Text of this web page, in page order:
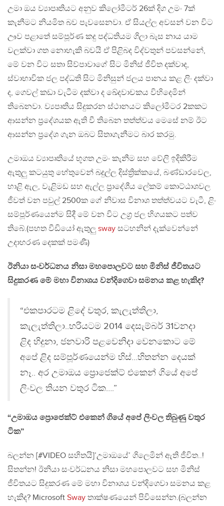
උමා ඔය ව්‍යාපෘතියට අනුව කිලෝමීටර් 26ක් දිග උමං 7ක්
කැනීමට නියමිත බව පැවසෙනවා. ඒ සියල්ල අවසන් වන විට
ඌව පළාතේ සම්පූර්ණ කදු පද්ධතියම ගිලා බැස නාය යාම
වලක්වා ගත නොහැකි බවයි ඒ පිළිබද විද්වතුන් පවසන්නේ,
මේ වන විට සතා සිව්පාවාගේ සිට මිනිස් ජීවිත දක්වාද,
ස්වාභාවික ජල පද්ධති සිට මිනිසුන් ජලය පානය කළ ලිං දක්වා
ද, ගෙවල් කඩා වැටීම දක්වා ද ඛේදවාචකය විහිදෙමින්
තිබෙනවා. ව්‍යපෘතිය සිදුකරන ස්ථානයට කිලෝමීටර 2කකට
ආසන්න ප්‍රදේශයක ඇති වී තිබෙන තත්ත්වය මෙසේ නම් ඊට
ආසන්න ප්‍රදේශ ගැන ඔබට සිතාගැනීමට බාර කරමු.
උමාඔය ව්‍යාපෘතියේ භූගත උමං කැනීම සහ වේලි ඉදිකිරීම
ඇතුලු කටයුතු හේතුවෙන් බදුල්ල දිස්ත්‍රික්කයේ, බණ්ඩාරවෙල,
හාළි ඇල, වැළිමඩ සහ ඇල්ල ප්‍රාදේශීය ලේකම් කොට්ඨාශවල
ජීවත් වන පවුල් 2500ක ගේ නිවාස විනාශ තත්ත්වයට වැටී, ළිං
සම්පූර්ණයෙන්ම සිදී මේ වන විට උග්‍ර ජල හිගයකට පත්ව
තිබේ.(පහත වීඩියෝ ඇතුලු sway සටහනින් දැක්වෙන්නේ
උදාහරණ දෙකක් පමණී)
ඊනියා සංවර්ධනය නිසා මහපොලවට සහ මිනිස් ජීවිතයට
සිදුකරණ මේ මහා විනාශය වන්දිගෙවා සමනය කළ හැකිද?
“එකපාරටම ළිදේ වතුර, කැලැත්තිලා,
කැලැත්තිලා..හරියටම 2014 දෙසැම්බර් 31වනදා
ළිද හිදුනා, ජනවාරි පළවෙනිදා වෙනකොට මේ
අපේ ළිද සම්පූර්ණයෙන්ම හිස්…හිතන්න දෙයක්
නෑ.. අර උමාඔය ප්‍රොජෙක්ට් එකෙන් ගියේ අපේ
ලිංවල තියන වතුර ටික….”
“උමාඔය ප්‍රොජෙක්ට් එකෙන් ගියේ අපේ ලිංවල තිබුණු වතුර
ටික”
බලන්න [#VIDEO සහිතයි]’උමාඔයේ’ ගිලෙමින් ඇති ජීවිත..!
සිතන්න! ඊනියා සංවර්ධනය නිසා මහපොලවට සහ මිනිස්
ජීවිතයට සිදුකරණ මේ මහා විනාශය වන්දිගෙවා සමනය කළ
හැකිද? Microsoft Sway තාක්ෂණයෙන් පිවිසෙන්න.(බලන්න